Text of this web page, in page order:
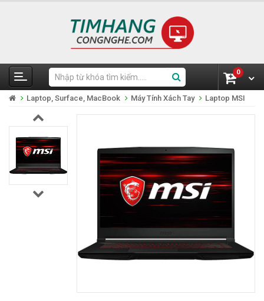
0
Laptop, Surface, MacBook Máy Tính Xách Tay Laptop MSI